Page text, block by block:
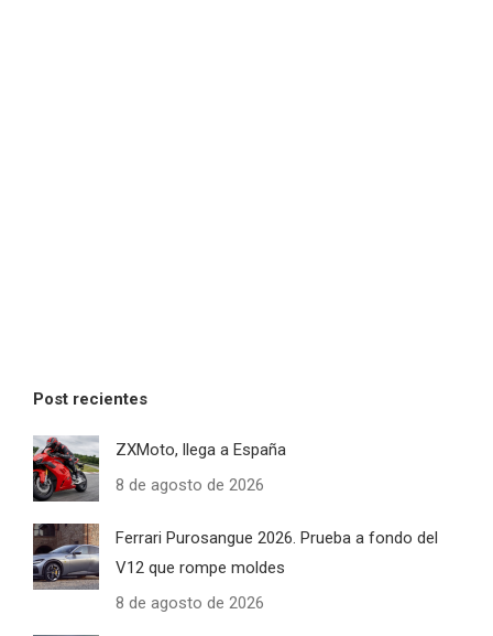
Post recientes
ZXMoto, llega a España
8 de agosto de 2026
Ferrari Purosangue 2026. Prueba a fondo del
V12 que rompe moldes
8 de agosto de 2026